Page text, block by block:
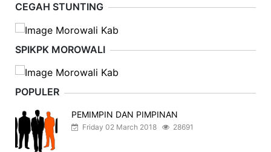
CEGAH STUNTING
SPIKPK MOROWALI
POPULER
PEMIMPIN DAN PIMPINAN
Friday 02 March 2018 28691